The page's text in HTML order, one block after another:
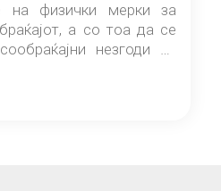
на физички мерки за
а со тоа да се
незгоди на